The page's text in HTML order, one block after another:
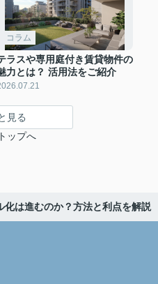
コラム
ラスや専用庭付き賃貸物件の
力とは？ 活用法をご紹介
見る
ップへ
化は進むのか？方法と利点を解説